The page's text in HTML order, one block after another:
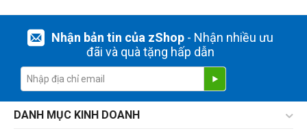
Nhận bản tin của zShop- Nhận nhiều ưu
đãi và quà tặng hấp dẫn
DANH MỤC KINH DOANH